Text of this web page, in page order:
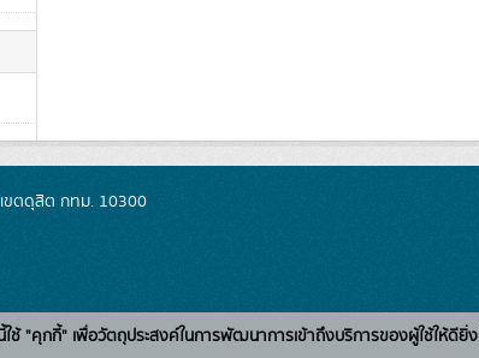
ขตดุสิต กทม. 10300
ใช้ "คุกกี้" เพื่อวัตถุประสงค์ในการพัฒนาการเข้าถึงบริการของผู้ใช้ให้